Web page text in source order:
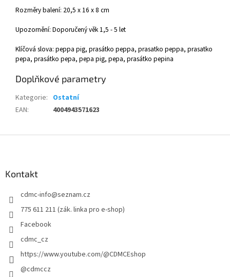
Rozměry balení: 20,5 x 16 x 8 cm
Upozornění: Doporučený věk 1,5 - 5 let
Klíčová slova: peppa pig, prasátko peppa, prasatko peppa, prasatko
pepa, prasátko pepa, pepa pig, pepa, prasátko pepina
Doplňkové parametry
Kategorie: Ostatní
EAN: 4004943571623
Kontakt
cdmc-info@seznam.cz
775 611 211 (zák. linka pro e-shop)
Facebook
cdmc_cz
https://www.youtube.com/@CDMCEshop
@cdmccz